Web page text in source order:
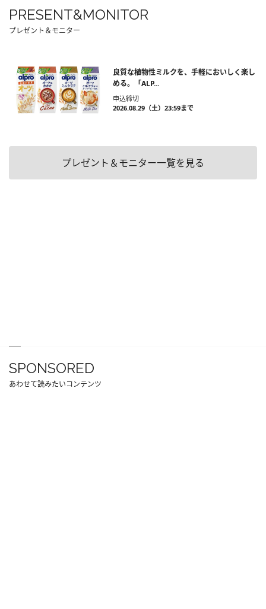
PRESENT&MONITOR
プレゼント＆モニター
良質な植物性ミルクを、手軽においしく楽し
める。「ALP...
申込締切
2026.08.29（土）23:59まで
プレゼント＆モニター一覧を見る
SPONSORED
あわせて読みたいコンテンツ